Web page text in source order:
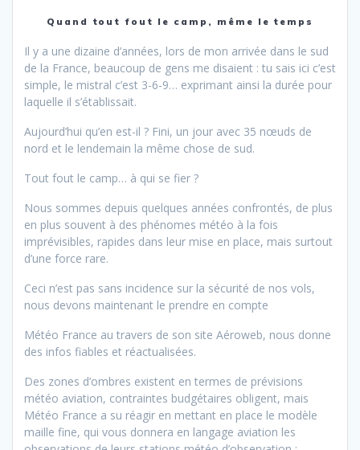
Quand tout fout le camp, même le temps
Il y a une dizaine d’années, lors de mon arrivée dans le sud
de la France, beaucoup de gens me disaient : tu sais ici c’est
simple, le mistral c’est 3-6-9… exprimant ainsi la durée pour
laquelle il s’établissait.
Aujourd’hui qu’en est-il ? Fini, un jour avec 35 nœuds de
nord et le lendemain la même chose de sud.
Tout fout le camp… à qui se fier ?
Nous sommes depuis quelques années confrontés, de plus
en plus souvent à des phénomes météo à la fois
imprévisibles, rapides dans leur mise en place, mais surtout
d’une force rare.
Ceci n’est pas sans incidence sur la sécurité de nos vols,
nous devons maintenant le prendre en compte
Météo France au travers de son site Aéroweb, nous donne
des infos fiables et réactualisées.
Des zones d’ombres existent en termes de prévisions
météo aviation, contraintes budgétaires obligent, mais
Météo France a su réagir en mettant en place le modèle
maille fine, qui vous donnera en langage aviation les